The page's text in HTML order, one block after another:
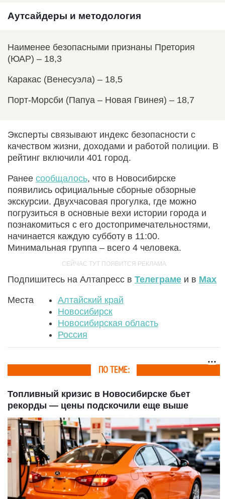
Аутсайдеры и методология
Наименее безопасными признаны Претория
(ЮАР) – 18,3
Каракас (Венесуэла) – 18,5
Порт-Морсби (Папуа – Новая Гвинея) – 18,7
Эксперты связывают индекс безопасности с
качеством жизни, доходами и работой полиции. В
рейтинг включили 401 город.
Ранее сообщалось, что в Новосибирске
появились официальные сборные обзорные
экскурсии. Двухчасовая прогулка, где можно
погрузиться в основные вехи истории города и
познакомиться с его достопримечательностями,
начинается каждую субботу в 11:00.
Минимальная группа – всего 4 человека.
Подпишитесь на Алтапресс в Телеграме и в Max
Места
Алтайский край
Новосибирск
Новосибирская область
Россия
ПО ТЕМЕ:
Топливный кризис в Новосибирске бьет
рекорды — цены подскочили еще выше